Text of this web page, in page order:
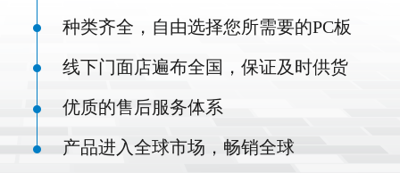
种类齐全，自由选择您所需要的PC板
线下门面店遍布全国，保证及时供货
优质的售后服务体系
产品进入全球市场，畅销全球